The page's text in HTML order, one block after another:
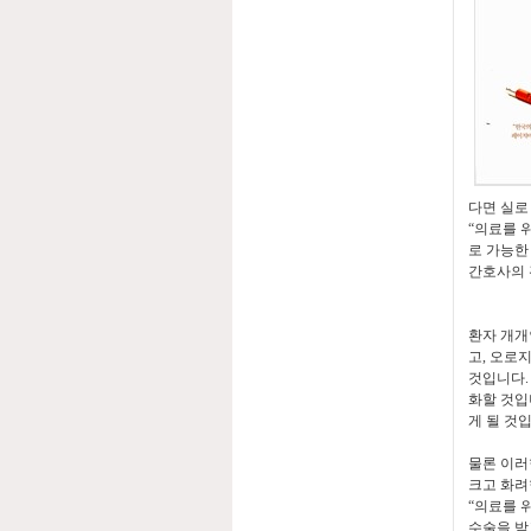
다면 실
“의료를
로 가능
간호사의
환자 개
고, 오로
것입니다.
화할 것
게 될 것
물론 이
크고 화
“의료를